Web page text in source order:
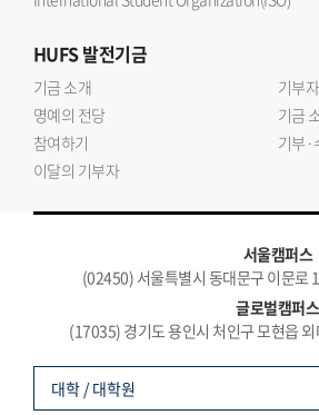
HUFS발전기금
기금 소개
기부
명예의 전당
기금
참여하기
기부·
이달의 기부자
서울캠퍼스
(02450) 서울특별시 동대문구 이문
글로벌캠퍼스
(17035) 경기도 용인시 처인구 모현읍
대학 / 대학원